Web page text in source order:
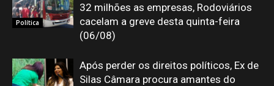
Política
32 milhões as empresas, Rodoviários
cacelam a greve desta quinta-feira
(06/08)
Após perder os direitos políticos, Ex de
Silas Câmara procura amantes do